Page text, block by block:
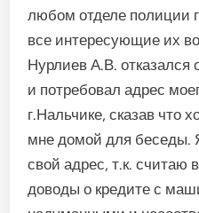
любом отделе полиции
все интересующие их
Нурлиев А.В. отказался
и потребовал адрес
г.Нальчике, сказав что
мне домой для беседы.
свой адрес, т.к.
доводы о кредите с